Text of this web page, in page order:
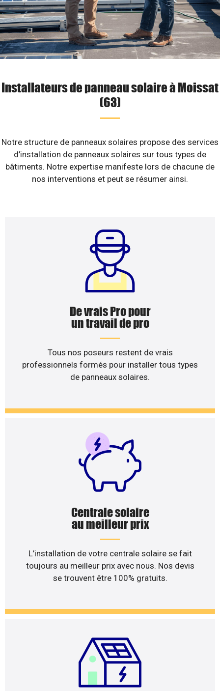
Installateurs de panneau solaire à Moissat
(63)
Notre structure de panneaux solaires propose des services
d’installation de panneaux solaires sur tous types de
bâtiments. Notre expertise manifeste lors de chacune de
nos interventions et peut se résumer ainsi.
De vrais Pro pour
un travail de pro
Tous nos poseurs restent de vrais
professionnels formés pour installer tous types
de panneaux solaires.
Centrale solaire
au meilleur prix
L’installation de votre centrale solaire se fait
toujours au meilleur prix avec nous. Nos devis
se trouvent être 100% gratuits.